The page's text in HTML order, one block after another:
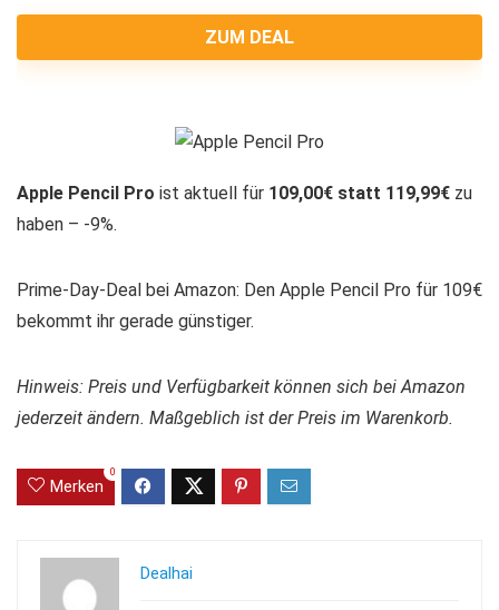
ZUM DEAL
Apple Pencil Pro ist aktuell für 109,00€ statt 119,99€ zu
haben – -9%.
Prime-Day-Deal bei Amazon: Den Apple Pencil Pro für 109€
bekommt ihr gerade günstiger.
Hinweis: Preis und Verfügbarkeit können sich bei Amazon
jederzeit ändern. Maßgeblich ist der Preis im Warenkorb.
Merken
0
Dealhai